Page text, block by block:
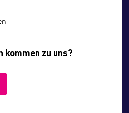
kommen zu uns?